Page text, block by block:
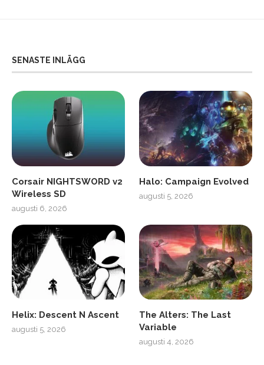
SENASTE INLÄGG
Corsair NIGHTSWORD v2
Wireless SD
augusti 6, 2026
Halo: Campaign Evolved
augusti 5, 2026
Helix: Descent N Ascent
augusti 5, 2026
The Alters: The Last
Variable
augusti 4, 2026